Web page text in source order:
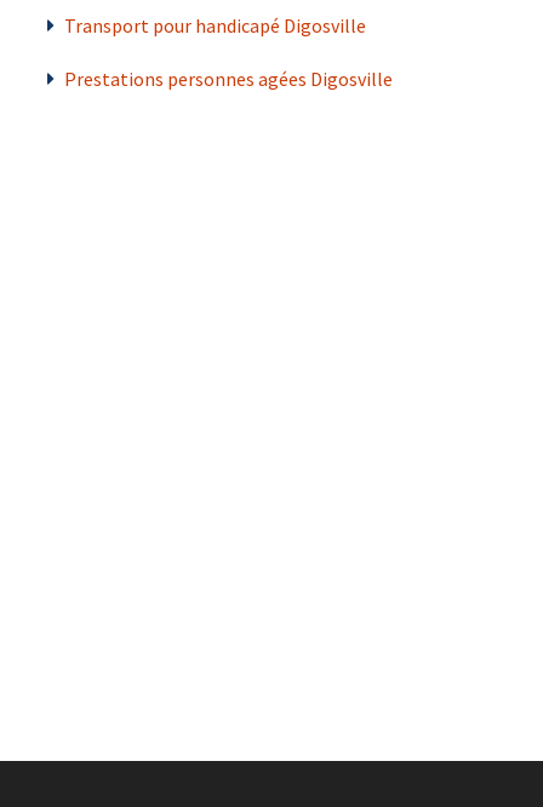
Transport pour handicapé Digosville
Prestations personnes agées Digosville